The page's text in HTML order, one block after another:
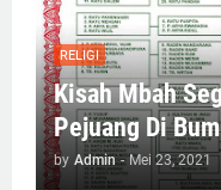
RELIGI
Kisah Mbah
Pejuang Di
by Admin - Mei 23, 2021